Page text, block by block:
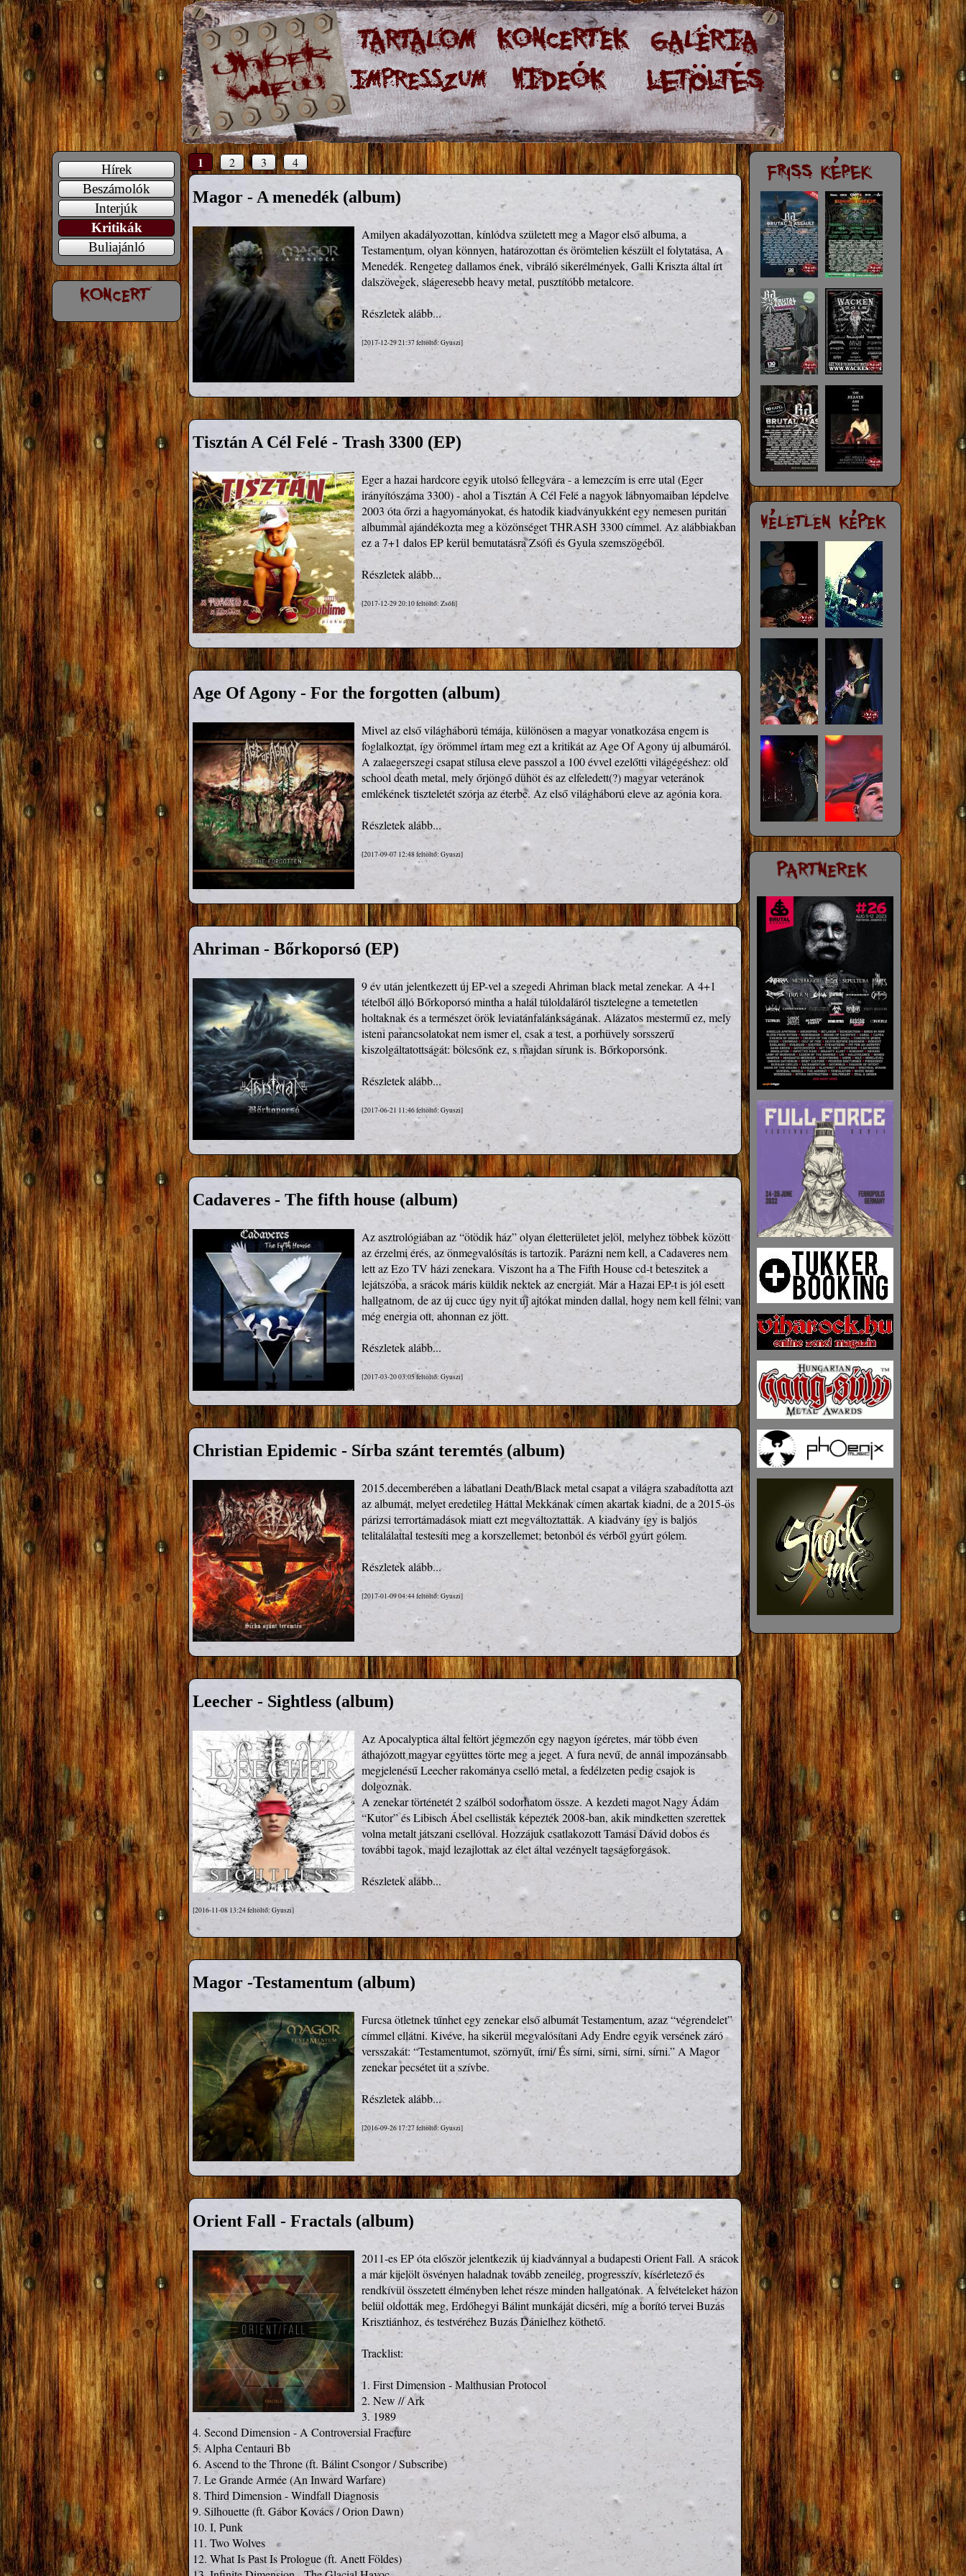
Hírek
Beszámolók
Interjúk
Kritikák
Buliajánló
1 2 3 4
Magor - A menedék (album)
Amilyen akadályozottan, kínlódva született meg a Magor első albuma, a
Testamentum, olyan könnyen, határozottan és örömtelien készült el folytatása, A
Menedék. Rengeteg dallamos ének, vibráló sikerélmények, Galli Kriszta által írt
dalszövegek, slágeresebb heavy metal, pusztítóbb metalcore.
Részletek alább...
[2017-12-29 21:37 feltöltő: Gyuszi]
Tisztán A Cél Felé - Trash 3300 (EP)
Eger a hazai hardcore egyik utolsó fellegvára - a lemezcím is erre utal (Eger
irányítószáma 3300) - ahol a Tisztán A Cél Felé a nagyok lábnyomaiban lépdelve
2003 óta őrzi a hagyományokat, és hatodik kiadványukként egy nemesen puritán
albummal ajándékozta meg a közönséget THRASH 3300 címmel. Az alábbiakban
ez a 7+1 dalos EP kerül bemutatásra Zsófi és Gyula szemszögéből.
Részletek alább...
[2017-12-29 20:10 feltöltő: Zsófi]
Age Of Agony - For the forgotten (album)
Mivel az első világháború témája, különösen a magyar vonatkozása engem is
foglalkoztat, így örömmel írtam meg ezt a kritikát az Age Of Agony új albumáról.
A zalaegerszegi csapat stílusa eleve passzol a 100 évvel ezelőtti világégéshez: old
school death metal, mely őrjöngő dühöt és az elfeledett(?) magyar veteránok
emlékének tiszteletét szórja az éterbe. Az első világháború eleve az agónia kora.
Részletek alább...
[2017-09-07 12:48 feltöltő: Gyuszi]
Ahriman - Bőrkoporsó (EP)
9 év után jelentkezett új EP-vel a szegedi Ahriman black metal zenekar. A 4+1
tételből álló Bőrkoporsó mintha a halál túloldaláról tisztelegne a temetetlen
holtaknak és a természet örök leviatánfalánkságának. Alázatos mestermű ez, mely
isteni parancsolatokat nem ismer el, csak a test, a porhüvely sorsszerű
kiszolgáltatottságát: bölcsőnk ez, s majdan sírunk is. Bőrkoporsónk.
Részletek alább...
[2017-06-21 11:46 feltöltő: Gyuszi]
Cadaveres - The fifth house (album)
Az asztrológiában az “ötödik ház” olyan életterületet jelöl, melyhez többek között
az érzelmi érés, az önmegvalósítás is tartozik. Parázni nem kell, a Cadaveres nem
lett az Ezo TV házi zenekara. Viszont ha a The Fifth House cd-t beteszitek a
lejátszóba, a srácok máris küldik nektek az energiát. Már a Hazai EP-t is jól esett
hallgatnom, de az új cucc úgy nyit új ajtókat minden dallal, hogy nem kell félni; van
Részletek alább...
[2017-03-20 03:05 feltöltő: Gyuszi]
Christian Epidemic - Sírba szánt teremtés (album)
2015.decemberében a lábatlani Death/Black metal csapat a világra szabadította azt
az albumát, melyet eredetileg Háttal Mekkának címen akartak kiadni, de a 2015-ös
párizsi terrortámadások miatt ezt megváltoztatták. A kiadvány így is baljós
telitalálattal testesíti meg a korszellemet; betonból és vérből gyúrt gólem.
Részletek alább...
[2017-01-09 04:44 feltöltő: Gyuszi]
Leecher - Sightless (album)
Az Apocalyptica által feltört jégmezőn egy nagyon ígéretes, már több éven
áthajózott magyar együttes törte meg a jeget. A fura nevű, de annál impozánsabb
megjelenésű Leecher rakománya cselló metal, a fedélzeten pedig csajok is
dolgoznak.
A zenekar történetét 2 szálból sodorhatom össze. A kezdeti magot Nagy Ádám
“Kutor” és Libisch Ábel csellisták képezték 2008-ban, akik mindketten szerettek
volna metalt játszani csellóval. Hozzájuk csatlakozott Tamási Dávid dobos és
további tagok, majd lezajlottak az élet által vezényelt tagságforgások.
Részletek alább...
[2016-11-08 13:24 feltöltő: Gyuszi]
Magor -Testamentum (album)
Furcsa ötletnek tűnhet egy zenekar első albumát Testamentum, azaz “végrendelet”
címmel ellátni. Kivéve, ha sikerül megvalósítani Ady Endre egyik versének záró
versszakát: “Testamentumot, szörnyűt, írni/ És sírni, sírni, sírni, sírni.” A Magor
zenekar pecsétet üt a szívbe.
Részletek alább...
[2016-09-26 17:27 feltöltő: Gyuszi]
Orient Fall - Fractals (album)
2011-es EP óta először jelentkezik új kiadvánnyal a budapesti Orient Fall. A srácok
a már kijelölt ösvényen haladnak tovább zeneileg, progresszív, kísérletező és
rendkívül összetett élményben lehet része minden hallgatónak. A felvételeket házon
belül oldották meg, Erdőhegyi Bálint munkáját dicséri, míg a borító tervei Buzás
Krisztiánhoz, és testvéréhez Buzás Dánielhez köthető.
Tracklist:
1. First Dimension - Malthusian Protocol
2. New // Ark
3. 1989
4. Second Dimension - A Controversial Fracture
5. Alpha Centauri Bb
6. Ascend to the Throne (ft. Bálint Csongor / Subscribe)
7. Le Grande Armée (An Inward Warfare)
8. Third Dimension - Windfall Diagnosis
9. Silhouette (ft. Gábor Kovács / Orion Dawn)
10. I, Punk
11. Two Wolves
12. What Is Past Is Prologue (ft. Anett Földes)